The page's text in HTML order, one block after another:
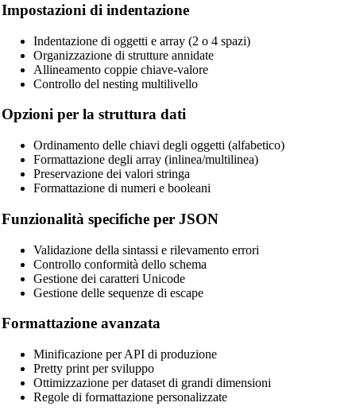
Impostazioni di indentazione
Indentazione di oggetti e array (2 o 4 spazi)
Organizzazione di strutture annidate
Allineamento coppie chiave-valore
Controllo del nesting multilivello
Opzioni per la struttura dati
Ordinamento delle chiavi degli oggetti (alfabetico)
Formattazione degli array (inlinea/multilinea)
Preservazione dei valori stringa
Formattazione di numeri e booleani
Funzionalità specifiche per JSON
Validazione della sintassi e rilevamento errori
Controllo conformità dello schema
Gestione dei caratteri Unicode
Gestione delle sequenze di escape
Formattazione avanzata
Minificazione per API di produzione
Pretty print per sviluppo
Ottimizzazione per dataset di grandi dimensioni
Regole di formattazione personalizzate